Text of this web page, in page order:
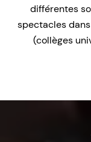
différentes
spectacles dans
(collèges